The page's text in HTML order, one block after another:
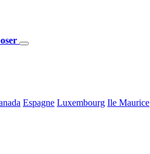
Espagne Luxembourg Ile Maurice